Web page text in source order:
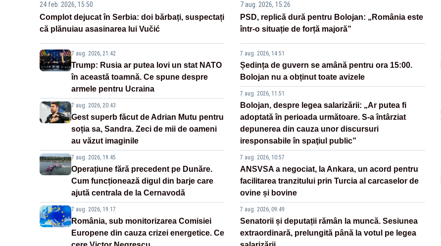
24 feb. 2026, 15:50
Complot dejucat în Serbia: doi bărbați, suspectați
că plănuiau asasinarea lui Vučić
7 aug. 2026, 21:42
Trump: Rusia ar putea lovi un stat NATO
în această toamnă. Ce spune despre
armele pentru Ucraina
7 aug. 2026, 20:43
Gest superb făcut de Adrian Mutu pentru
soția sa, Sandra. Zeci de mii de oameni
au văzut imaginile
7 aug. 2026, 19:45
Operațiune fără precedent pe Dunăre.
Cum funcționează digul din barje care
ajută centrala de la Cernavodă
7 aug. 2026, 19:17
România, sub monitorizarea Comisiei
Europene din cauza crizei energetice. Ce
7 aug. 2026, 15:26
PSD, replică dură pentru Bolojan: „România este
într-o situație de forță majoră”
7 aug. 2026, 14:51
Ședința de guvern se amână pentru ora 15:00.
Bolojan nu a obținut toate avizele
7 aug. 2026, 11:51
Bolojan, despre legea salarizării: „Ar putea fi
adoptată în perioada următoare. S-a întârziat
depunerea din cauza unor discursuri
iresponsabile în spaţiul public”
7 aug. 2026, 10:57
ANSVSA a negociat, la Ankara, un acord pentru
facilitarea tranzitului prin Turcia al carcaselor de
ovine și bovine
7 aug. 2026, 09:49
Senatorii și deputații rămân la muncă. Sesiunea
extraordinară, prelungită până la votul pe legea